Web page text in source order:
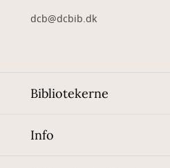
dcb@dcbib.dk
Bibliotekerne
Info